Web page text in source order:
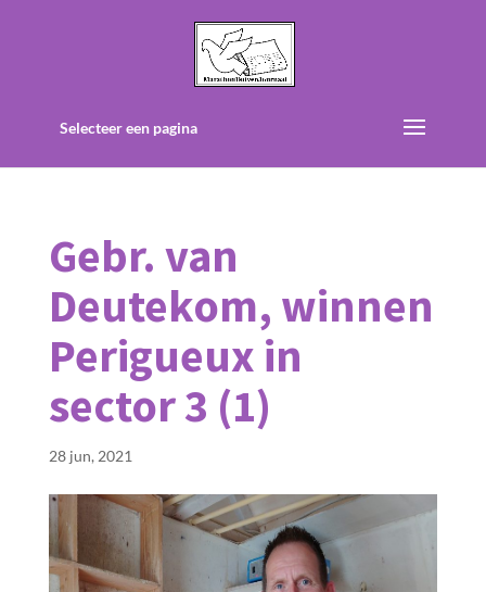
Selecteer een pagina
Gebr. van
Deutekom, winnen
Perigueux in
sector 3 (1)
28 jun, 2021